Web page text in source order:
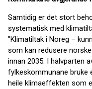
Samtidig er det stort
systematisk med
"Klimatiltak i Noreg –
som kan redusere
innan 2035. I halvparten
fylkeskommunane bruke
heile klimaeffekten som